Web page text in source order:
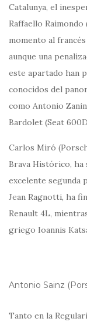
Catalunya, el
Raffaello
momento al
aunque una
este apartado han
conocidos del
como Antonio
Bardolet (Seat
Carlos Miró
Brava Histórico, ha
excelente segunda
Jean Ragnotti, ha
Renault 4L,
griego Ioannis
Antonio Sainz
Tanto en la